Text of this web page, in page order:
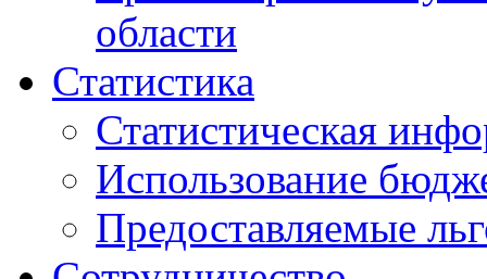
области
Статистика
Статистическая
Использование
Предоставляемые